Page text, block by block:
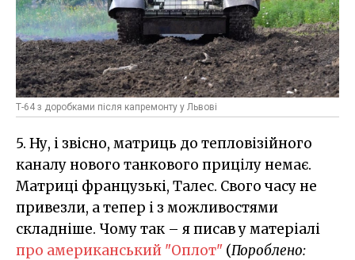
Т-64 з доробками після капремонту у Львові
5. Ну, і звісно, матриць до тепловізійного
каналу нового танкового прицілу немає.
Матриці французькі, Талес. Свого часу не
привезли, а тепер і з можливостями
складніше. Чому так – я писав у матеріалі
про американський "Оплот" (Пороблено: